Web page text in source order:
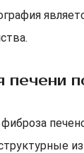
печени